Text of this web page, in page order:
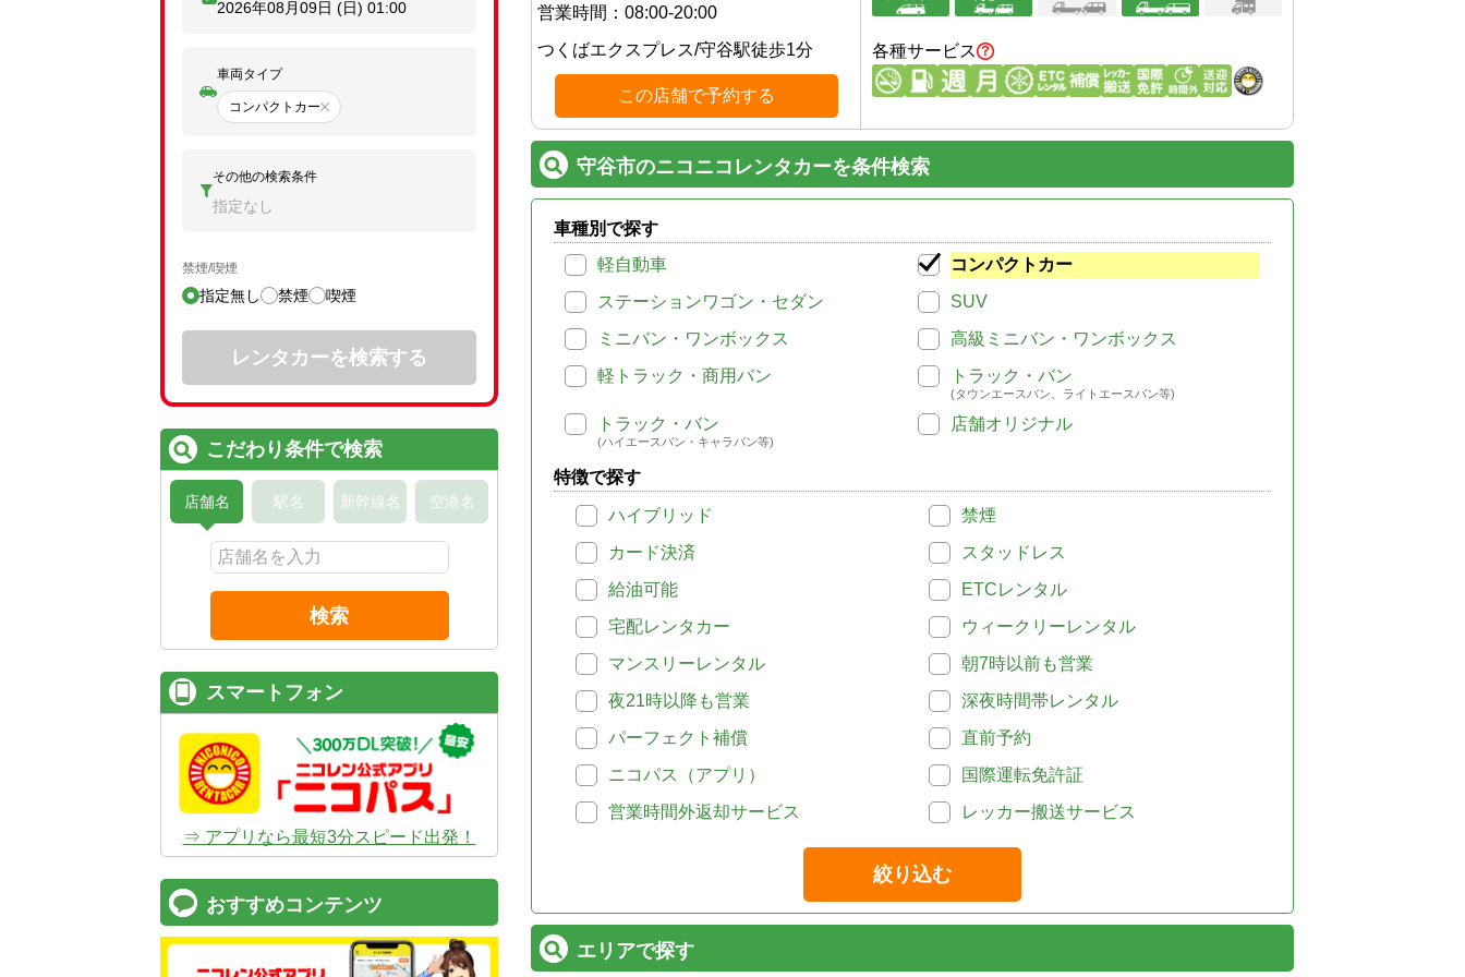
営業時間： 08:00-20:00
つくばエクスプレス/守谷駅徒歩1分
この店舗で予約する
各種サービス
守谷市のニコニコレンタカーを条件検索
車種別で探す
軽自動車
コンパクトカー
ステーションワゴン・セダン
SUV
ミニバン・ワンボックス
高級ミニバン・ワンボックス
軽トラック・商用バン
トラック・バン
(タウンエースバン、ライトエースバン等)
トラック・バン
(ハイエースバン・キャラバン等)
店舗オリジナル
特徴で探す
ハイブリッド
禁煙
カード決済
スタッドレス
給油可能
ETCレンタル
宅配レンタカー
ウィークリーレンタル
マンスリーレンタル
朝7時以前も営業
夜21時以降も営業
深夜時間帯レンタル
パーフェクト補償
直前予約
ニコパス（アプリ）
国際運転免許証
営業時間外返却サービス
レッカー搬送サービス
絞り込む
エリアで探す
2026年08月09日 (日) 01:00
車両タイプ
コンパクトカー
その他の検索条件
指定なし
禁煙/喫煙
指定無し 禁煙 喫煙
レンタカーを検索する
こだわり条件で検索
店舗名 駅名 新幹線名 空港名
検索
スマートフォン
⇒ アプリなら最短3分スピード出発！
おすすめコンテンツ